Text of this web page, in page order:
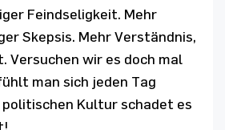
Feindseligkeit. Mehr
Skepsis. Mehr Verständnis,
Versuchen wir es doch mal
man sich jeden Tag
politischen Kultur schadet es